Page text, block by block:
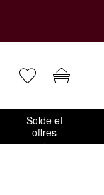
Solde et
offres